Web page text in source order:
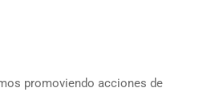
promoviendo acciones de